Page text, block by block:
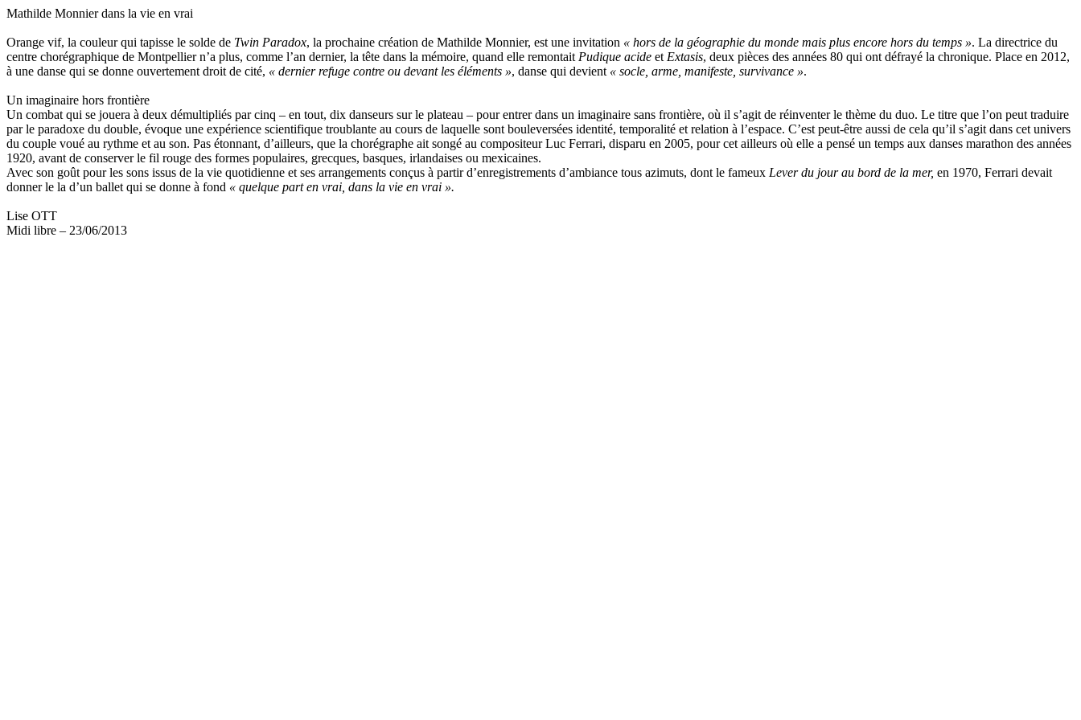
Mathilde Monnier dans la vie en vrai
Orange vif, la couleur qui tapisse le solde de Twin Paradox, la prochaine création de Mathilde Monnier, est une invitation « hors de la géographie du monde mais plus encore hors du temps ». La directrice du
centre chorégraphique de Montpellier n’a plus, comme l’an dernier, la tête dans la mémoire, quand elle remontait Pudique acide et Extasis, deux pièces des années 80 qui ont défrayé la chronique. Place en 2012,
à une danse qui se donne ouvertement droit de cité, « dernier refuge contre ou devant les éléments », danse qui devient « socle, arme, manifeste, survivance ».
Un imaginaire hors frontière
Un combat qui se jouera à deux démultipliés par cinq – en tout, dix danseurs sur le plateau – pour entrer dans un imaginaire sans frontière, où il s’agit de réinventer le thème du duo. Le titre que l’on peut traduire
par le paradoxe du double, évoque une expérience scientifique troublante au cours de laquelle sont bouleversées identité, temporalité et relation à l’espace. C’est peut-être aussi de cela qu’il s’agit dans cet univers
du couple voué au rythme et au son. Pas étonnant, d’ailleurs, que la chorégraphe ait songé au compositeur Luc Ferrari, disparu en 2005, pour cet ailleurs où elle a pensé un temps aux danses marathon des années
1920, avant de conserver le fil rouge des formes populaires, grecques, basques, irlandaises ou mexicaines.
Avec son goût pour les sons issus de la vie quotidienne et ses arrangements conçus à partir d’enregistrements d’ambiance tous azimuts, dont le fameux Lever du jour au bord de la mer, en 1970, Ferrari devait
donner le la d’un ballet qui se donne à fond « quelque part en vrai, dans la vie en vrai ».
Lise OTT
Midi libre – 23/06/2013